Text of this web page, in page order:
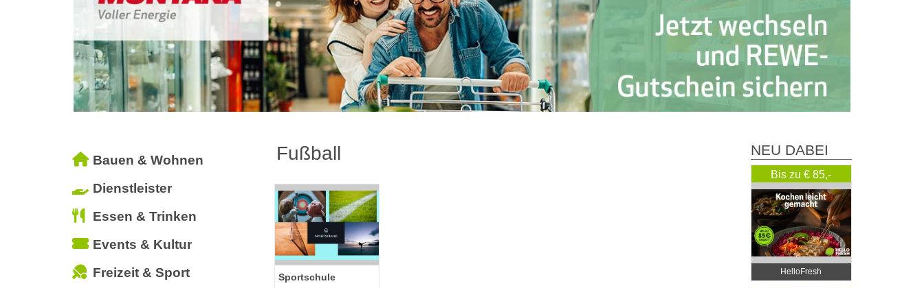
Bauen & Wohnen
Dienstleister
Essen & Trinken
Events & Kultur
Freizeit & Sport
Fußball
Sportschule
NEU DABEI
Bis zu € 85,-
Rabatt
HelloFresh